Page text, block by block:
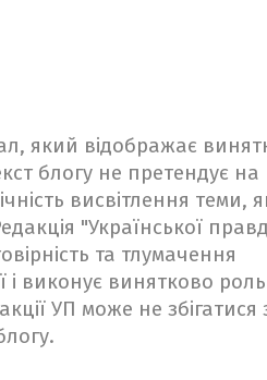
який відображає
блогу не претендує на
висвітлення теми,
"Української
та тлумачення
і виконує винятково роль
УП може не збігатися